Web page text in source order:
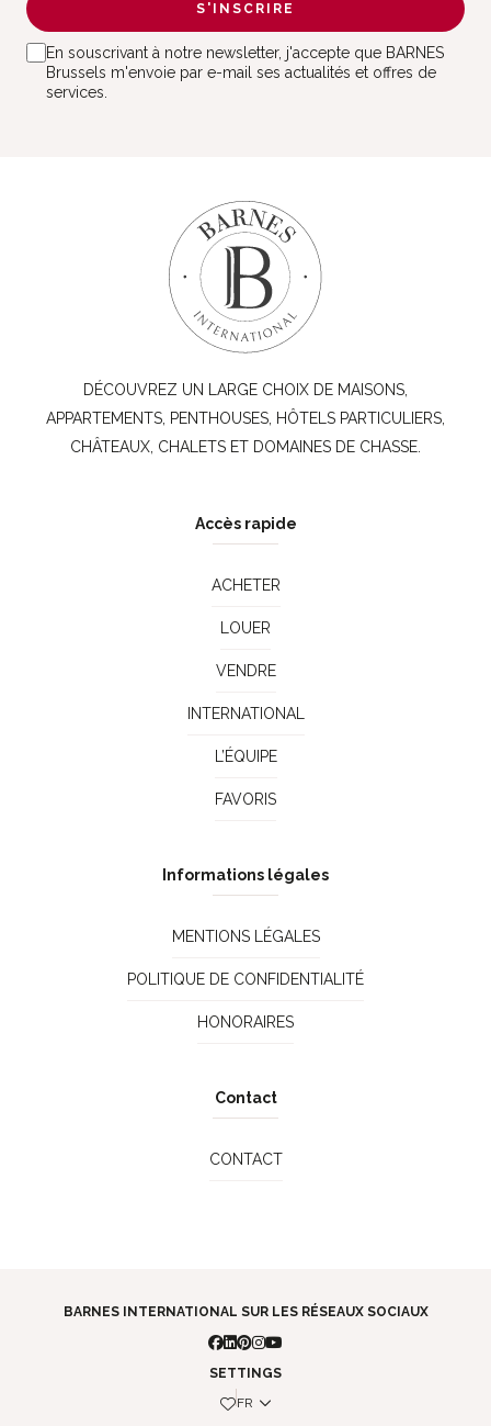
S'INSCRIRE
En souscrivant à notre newsletter, j'accepte que BARNES
Brussels m'envoie par e-mail ses actualités et offres de
services.
DÉCOUVREZ UN LARGE CHOIX DE MAISONS,
APPARTEMENTS, PENTHOUSES, HÔTELS PARTICULIERS,
CHÂTEAUX, CHALETS ET DOMAINES DE CHASSE.
Accès rapide
ACHETER
LOUER
VENDRE
INTERNATIONAL
L’ÉQUIPE
FAVORIS
Informations légales
MENTIONS LÉGALES
POLITIQUE DE CONFIDENTIALITÉ
HONORAIRES
Contact
CONTACT
BARNES INTERNATIONAL SUR LES RÉSEAUX SOCIAUX
SETTINGS
FR